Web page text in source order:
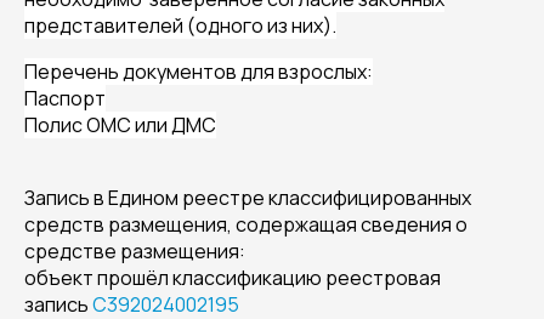
представителей (одного из них).
Перечень документов для взрослых:
Паспорт
Полис ОМС или ДМС
Запись в Едином реестре классифицированных
средств размещения, содержащая сведения о
средстве размещения:
объект прошёл классификацию реестровая
записьС392024002195